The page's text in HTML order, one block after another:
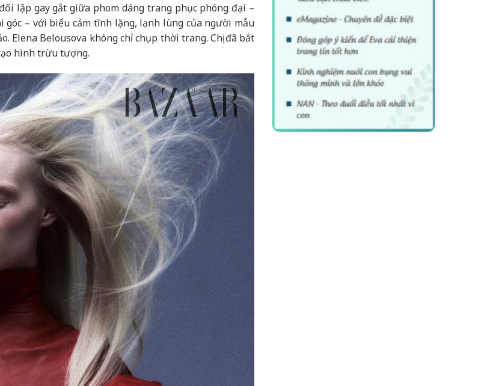
lập gay gắt giữa phom dáng trang phục phóng đại –
– với biểu cảm tĩnh lặng, lạnh lùng của người mẫu
Elena Belousova không chỉ chụp thời trang. Chị đã bắt
hình trừu tượng.